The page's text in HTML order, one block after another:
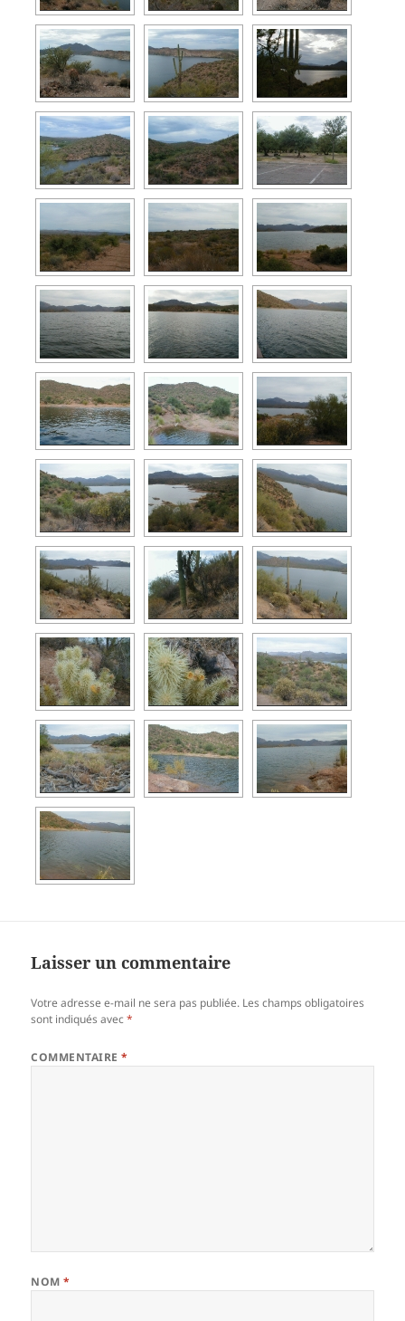
Laisser un commentaire
Votre adresse e-mail ne sera pas publiée. Les champs obligatoires
sont indiqués avec*
COMMENTAIRE*
NOM*